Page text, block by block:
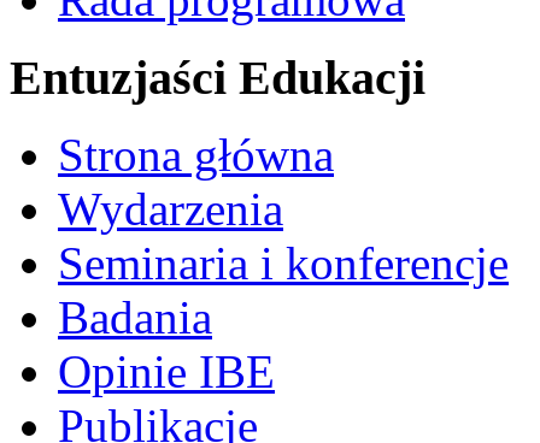
Entuzjaści Edukacji
Strona główna
Wydarzenia
Seminaria i konferencje
Badania
Opinie IBE
Publikacje